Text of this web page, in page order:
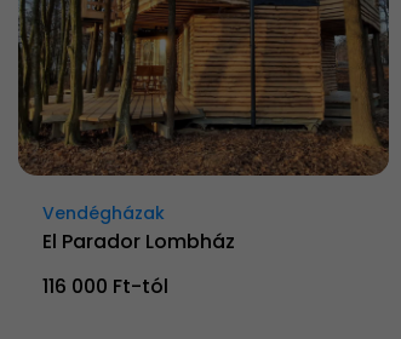
Vendégházak
El Parador Lombház
116 000 Ft-tól